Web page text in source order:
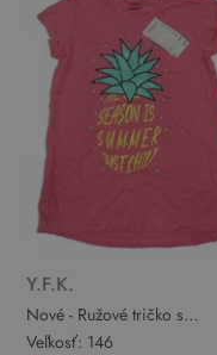
Y.F.K.
Nové - Ružové tričko s
ananasom Y.F.K.
Veľkosť: 146